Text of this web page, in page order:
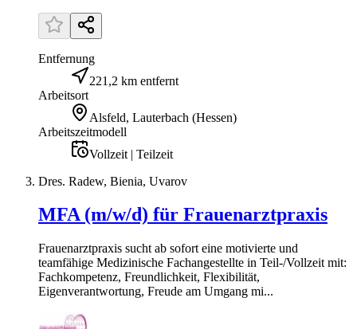
Entfernung
221,2 km entfernt
Arbeitsort
Alsfeld, Lauterbach (Hessen)
Arbeitszeitmodell
Vollzeit | Teilzeit
Dres. Radew, Bienia, Uvarov
MFA (m/w/d) für Frauenarztpraxis
Frauenarztpraxis sucht ab sofort eine motivierte und
teamfähige Medizinische Fachangestellte in Teil-/Vollzeit mit:
Fachkompetenz, Freundlichkeit, Flexibilität,
Eigenverantwortung, Freude am Umgang mi...